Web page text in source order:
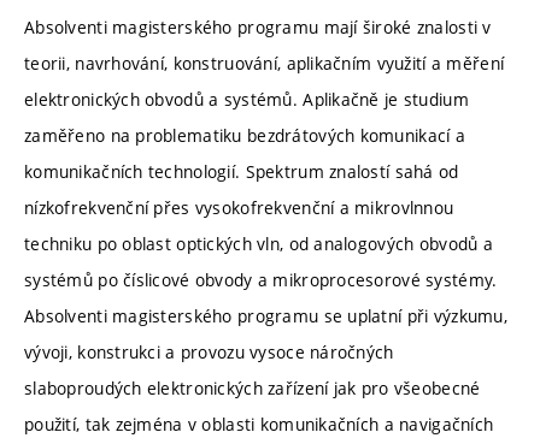
Absolventi magisterského programu mají široké znalosti v
teorii, navrhování, konstruování, aplikačním využití a měření
elektronických obvodů a systémů. Aplikačně je studium
zaměřeno na problematiku bezdrátových komunikací a
komunikačních technologií. Spektrum znalostí sahá od
nízkofrekvenční přes vysokofrekvenční a mikrovlnnou
techniku po oblast optických vln, od analogových obvodů a
systémů po číslicové obvody a mikroprocesorové systémy.
Absolventi magisterského programu se uplatní při výzkumu,
vývoji, konstrukci a provozu vysoce náročných
slaboproudých elektronických zařízení jak pro všeobecné
použití, tak zejména v oblasti komunikačních a navigačních